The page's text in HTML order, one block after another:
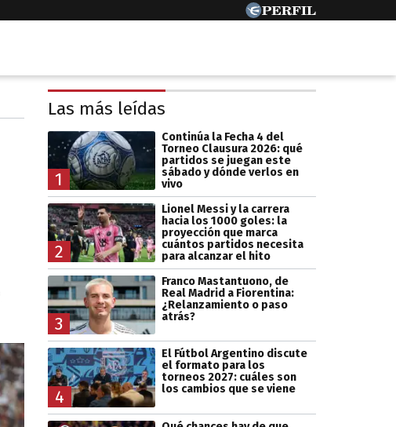
Las más leídas
1
Continúa la Fecha 4 del
Torneo Clausura 2026: qué
partidos se juegan este
sábado y dónde verlos en
vivo
2
Lionel Messi y la carrera
hacia los 1000 goles: la
proyección que marca
cuántos partidos necesita
para alcanzar el hito
3
Franco Mastantuono, de
Real Madrid a Fiorentina:
¿Relanzamiento o paso
atrás?
4
El Fútbol Argentino discute
el formato para los
torneos 2027: cuáles son
los cambios que se viene